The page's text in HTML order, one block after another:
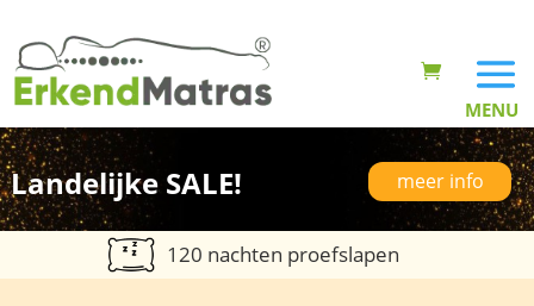
Landelijke SALE! meer info
120 nachten proefslapen